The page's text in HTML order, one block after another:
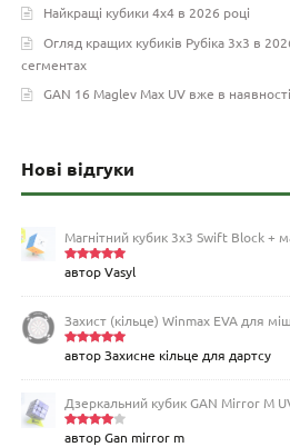
Найкращі кубики 4х4 в 2026 році
Огляд кращих кубиків Рубіка 3х3 в
сегментах
GAN 16 Maglev Max UV вже в
Нові відгуки
Магнітний кубик 3х3 Swift Block +
Оцінено
автор Vasyl
Захист (кільце) Winmax EVA для
Оцінено
автор Захисне кільце для дартсу
Дзеркальний кубик GAN Mirror M
Оцінен
автор Gan mirror m